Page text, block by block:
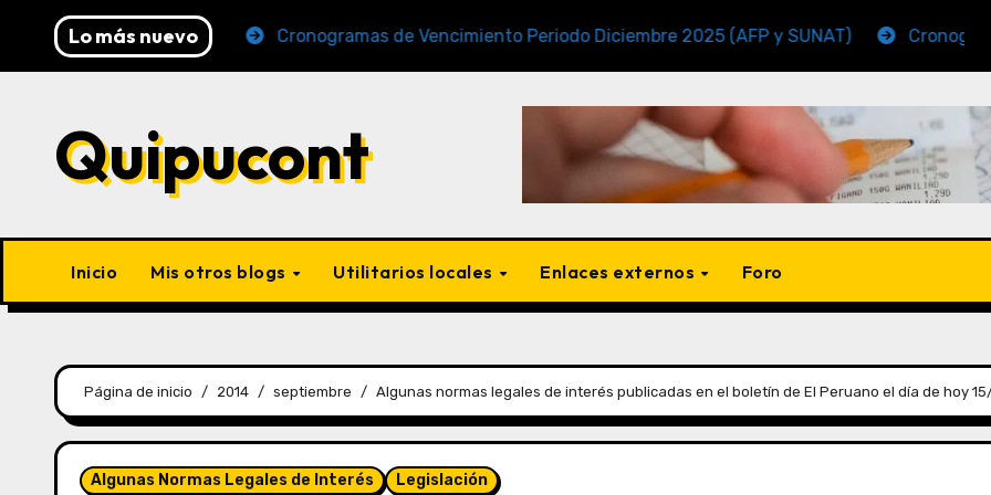
Lo más nuevo
(AFP y SUNAT) Cronogramas de Vencimiento Periodo Diciembre 2025 (AFP y SUNAT) Cronogramas de
Quipucont
Inicio Mis otros blogs Utilitarios locales Enlaces externos Foro
Página de inicio 2014 septiembre Algunas normas legales de interés publicadas en el boletín de El Peruano el día de hoy
Algunas Normas Legales de Interés Legislación